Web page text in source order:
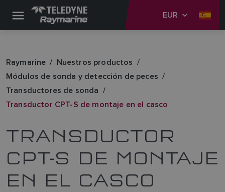
EUR
Raymarine
Nuestros productos
Módulos de sonda y detección de peces
Transductores de sonda
Transductor CPT-S de montaje en el casco
TRANSDUCTOR
CPT-S DE MONTAJE
EN EL CASCO